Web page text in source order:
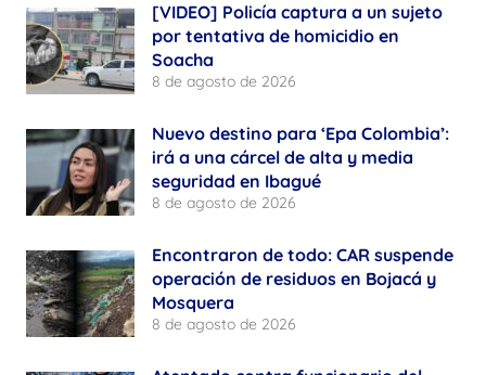
[VIDEO] Policía captura a un sujeto
por tentativa de homicidio en
Soacha
8 de agosto de 2026
Nuevo destino para ‘Epa Colombia’:
irá a una cárcel de alta y media
seguridad en Ibagué
8 de agosto de 2026
Encontraron de todo: CAR suspende
operación de residuos en Bojacá y
Mosquera
8 de agosto de 2026